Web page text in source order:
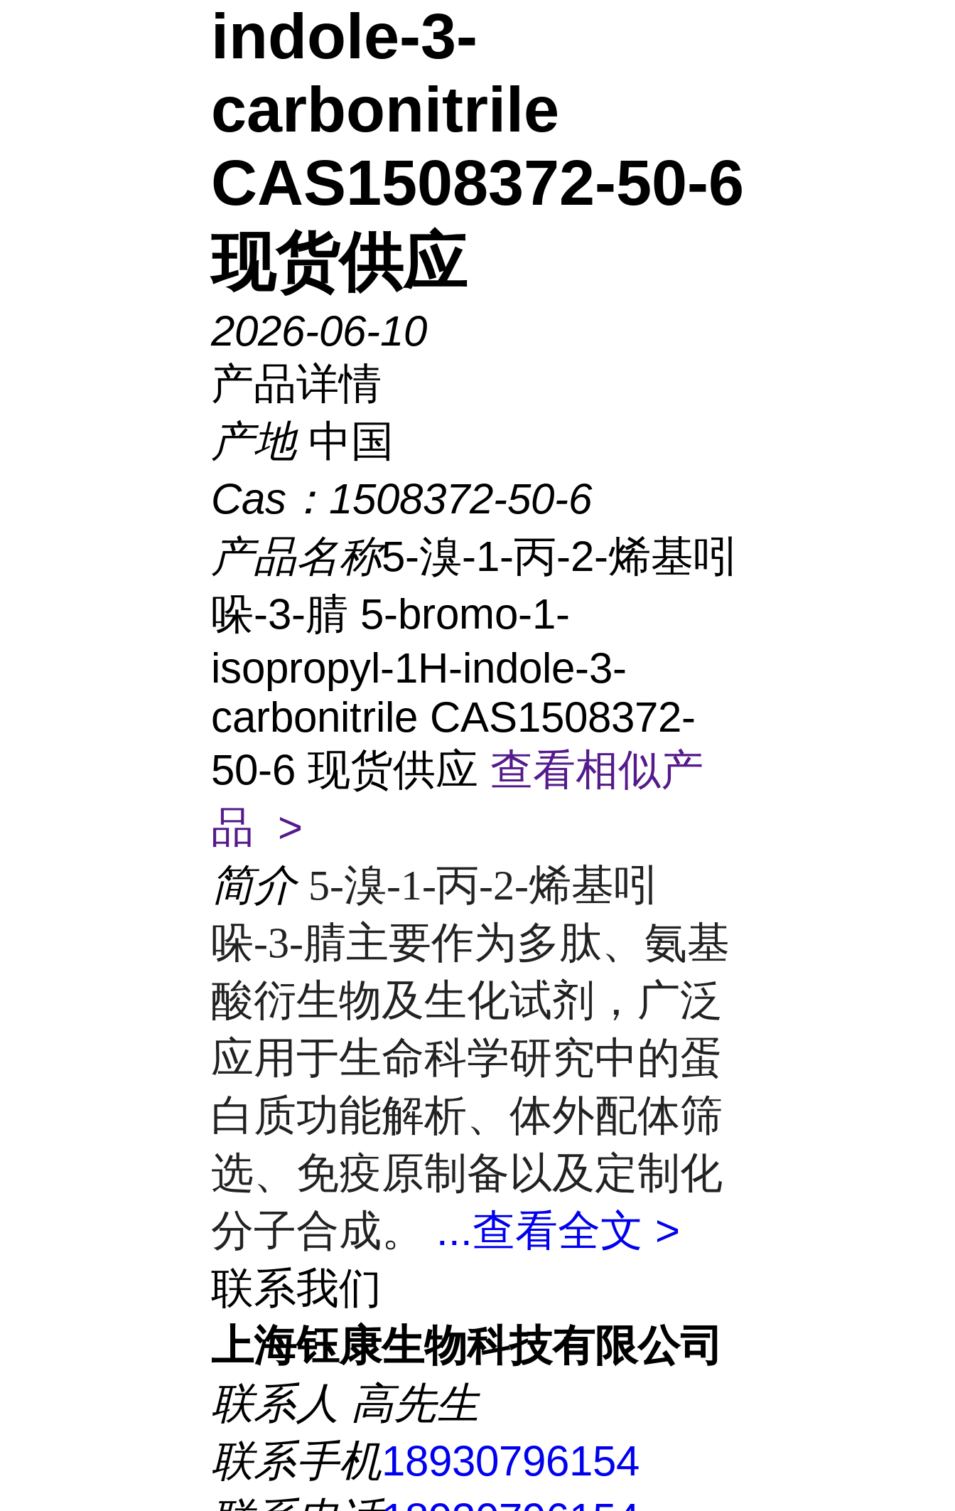
indole-3-
carbonitrile
CAS1508372-50-6
现货供应
2026-06-10
产品详情
产地 中国
Cas： 1508372-50-6
产品名称5-溴-1-丙-2-烯基吲
哚-3-腈 5-bromo-1-
isopropyl-1H-indole-3-
carbonitrile CAS1508372-
50-6 现货供应 查看相似产
品 >
简介 5-溴-1-丙-2-烯基吲
哚-3-腈主要作为多肽、氨基
酸衍生物及生化试剂，广泛
应用于生命科学研究中的蛋
白质功能解析、体外配体筛
选、免疫原制备以及定制化
分子合成。
...查看全文 >
联系我们
上海钰康生物科技有限公司
联系人 高先生
联系手机18930796154